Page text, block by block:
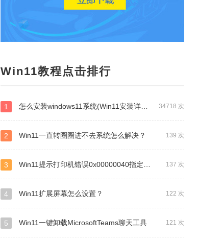
Win11教程点击排行
34718 次
1 怎么安装windows11系统(Win11安装详细教程步骤)
139 次
2 Win11一直转圈圈进不去系统怎么解决？
137 次
3 Win11提示打印机错误0x00000040指定的网络名不再可用怎么办？
122 次
4 Win11扩展屏幕怎么设置？
121 次
5 Win11一键卸载MicrosoftTeams聊天工具